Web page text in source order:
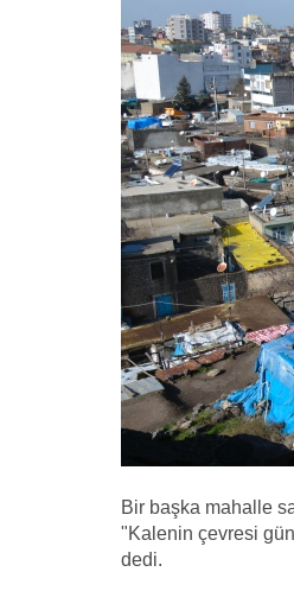
Bir başka mahalle
"Kalenin çevresi
dedi.